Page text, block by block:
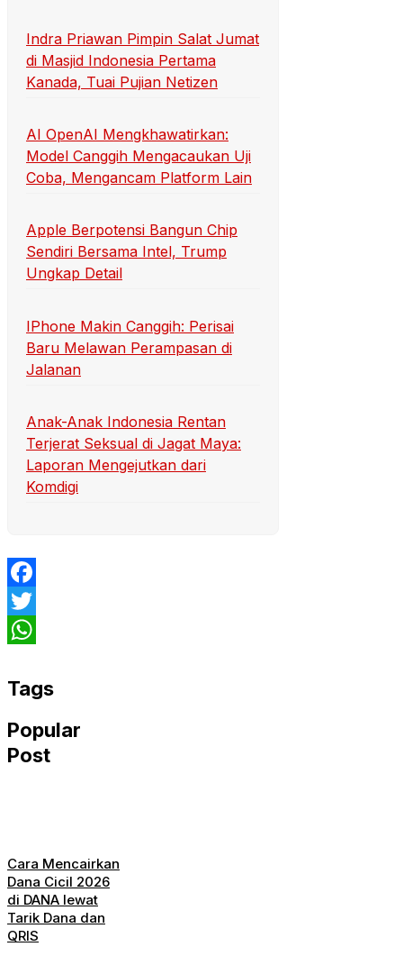
Indra Priawan Pimpin Salat Jumat
di Masjid Indonesia Pertama
Kanada, Tuai Pujian Netizen
AI OpenAI Mengkhawatirkan:
Model Canggih Mengacaukan Uji
Coba, Mengancam Platform Lain
Apple Berpotensi Bangun Chip
Sendiri Bersama Intel, Trump
Ungkap Detail
IPhone Makin Canggih: Perisai
Baru Melawan Perampasan di
Jalanan
Anak-Anak Indonesia Rentan
Terjerat Seksual di Jagat Maya:
Laporan Mengejutkan dari
Komdigi
Facebook
Twitter
Tags
Popular
Post
Cara Mencairkan
Dana Cicil 2026
di DANA lewat
Tarik Dana dan
QRIS